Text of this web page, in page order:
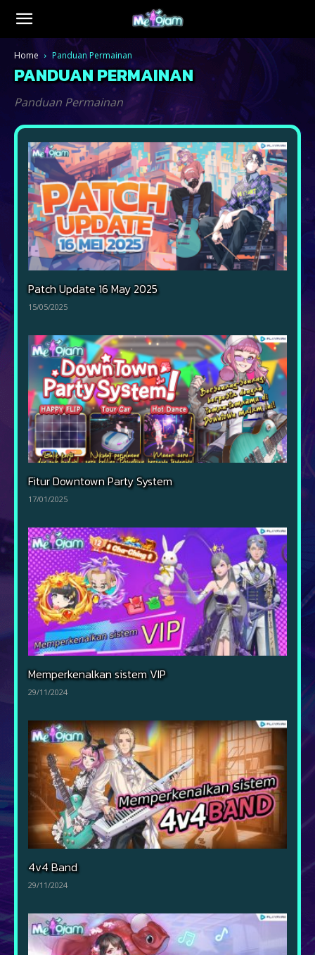
Home Panduan Permainan
PANDUAN PERMAINAN
Panduan Permainan
Patch Update 16 May 2025
15/05/2025
Fitur Downtown Party System
17/01/2025
Memperkenalkan sistem VIP
29/11/2024
4v4 Band
29/11/2024